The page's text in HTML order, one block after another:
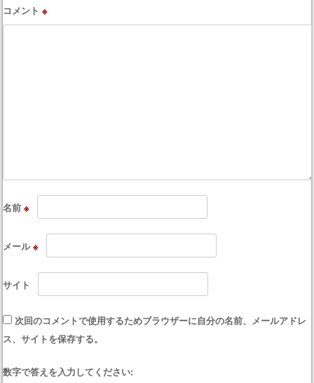
コメント※
名前※
メール※
サイト
次回のコメントで使用するためブラウザーに自分の名前、メールアドレ
ス、サイトを保存する。
数字で答えを入力してください: